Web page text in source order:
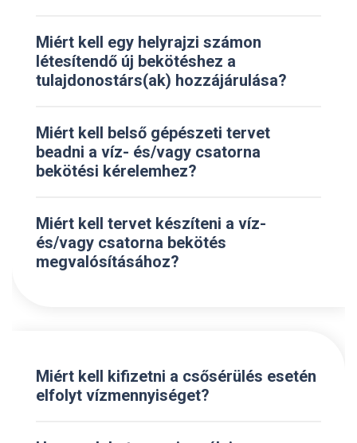
Miért kell egy helyrajzi számon
létesítendő új bekötéshez a
tulajdonostárs(ak) hozzájárulása?
Miért kell belső gépészeti tervet
beadni a víz- és/vagy csatorna
bekötési kérelemhez?
Miért kell tervet készíteni a víz-
és/vagy csatorna bekötés
megvalósításához?
Miért kell kifizetni a csősérülés esetén
elfolyt vízmennyiséget?